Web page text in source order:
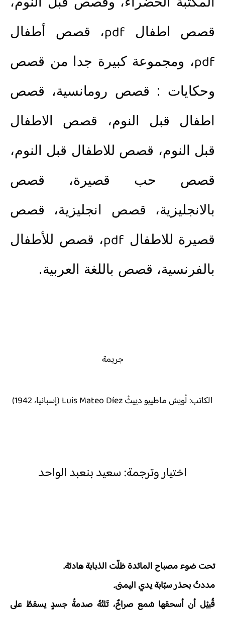
قصص اطفال pdf، قصص أطفال
pdf، ومجموعة كبيرة جدا من قصص
وحكايات : قصص رومانسية، قصص
اطفال قبل النوم، قصص الاطفال
قبل النوم، قصص للاطفال قبل النوم،
قصص حب قصيرة، قصص
بالانجليزية، قصص انجليزية، قصص
قصيرة للاطفال pdf، قصص للأطفال
بالفرنسية، قصص باللغة العربية.
جريمة
الكاتب: لْويسْ ماطييو دييثْLuis Mateo Díez (إسبانيا، 1942)
اختيار وترجمة: سعيد بنعبد الواحد
تحت ضوء مصباح المائدة ظلّت الذبابة هادئة.
مددتُ بحذر سبّابة يدي اليمنى.
قُبيْل أن أسحقها سُمع صراخٌ، تَلتْهُ صدمةُ جسدٍ يسقطُ على